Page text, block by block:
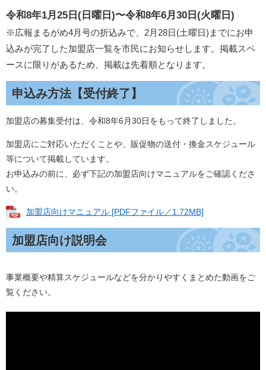
令和8年1月25日(日曜日)〜令和8年6月30日(火曜日)
※広報まるがめ4月号の折込みで、2月28日(土曜日)までにお申
込みが完了した加盟店一覧を市民にお知らせします。掲載スペ
ースに限りがあるため、掲載は先着順となります。
申込み方法【受付終了】
加盟店の募集受付は、令和8年6月30日をもって終了しました。
加盟店にご対応いただくことや、販促物の送付・換金スケジュール
等について掲載しています。
お申込みの前に、必ず下記の加盟店向けマニュアルをご確認くださ
い。
加盟店向けマニュアル [PDFファイル／1.72MB]
加盟店向け説明会
事業概要や精算スケジュールなどを分かりやすくまとめた動画をご
覧ください。